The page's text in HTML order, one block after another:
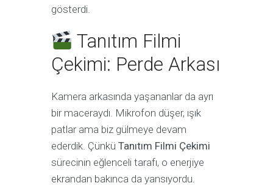
gösterdi.
Tanıtım Filmi
Çekimi: Perde Arkası
Kamera arkasında yaşananlar da ayrı
bir maceraydı. Mikrofon düşer, ışık
patlar ama biz gülmeye devam
ederdik. Çünkü Tanıtım Filmi Çekimi
sürecinin eğlenceli tarafı, o enerjiye
ekrandan bakınca da yansıyordu.